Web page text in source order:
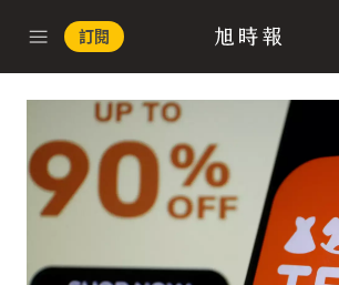
訂閱
快速連結
政治